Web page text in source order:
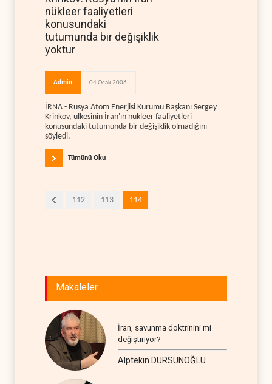
nükleer faaliyetleri
konusundaki
tutumunda bir değişiklik
yoktur
Admin 04 Ocak 2006
İRNA - Rusya Atom Enerjisi Kurumu Başkanı Sergey
Krinkov, ülkesinin İran'ın nükleer faaliyetleri
konusundaki tutumunda bir değişiklik olmadığını
söyledi.
Tümünü Oku
112 113 114
Makaleler
İran, savunma doktrinini mi
değiştiriyor?
Alptekin DURSUNOĞLU